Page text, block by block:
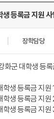
등록금 지원 사
장학담당
군 대학생 등
생 등록금 지원
생 등록금 지원
생 등록금 지원